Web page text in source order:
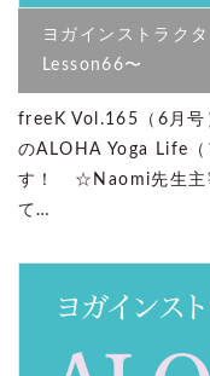
ヨガインストラク
Lesson66〜
freeK Vol.165（6月号
のALOHA Yoga Life（
す！ ☆Naomi先生主
て…